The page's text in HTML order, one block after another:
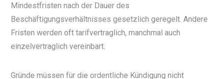
Mindestfristen nach der Dauer des
Beschäftigungsverhältnisses gesetzlich geregelt. Andere
Fristen werden oft tarifvertraglich, manchmal auch
einzelvertraglich vereinbart.
Gründe müssen für die ordentliche Kündigung nicht